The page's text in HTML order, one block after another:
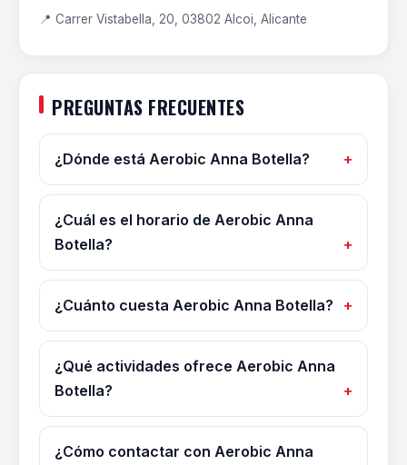
📍 Carrer Vistabella, 20, 03802 Alcoi, Alicante
PREGUNTAS FRECUENTES
¿Dónde está Aerobic Anna Botella?
¿Cuál es el horario de Aerobic Anna
Botella?
¿Cuánto cuesta Aerobic Anna Botella?
¿Qué actividades ofrece Aerobic Anna
Botella?
¿Cómo contactar con Aerobic Anna